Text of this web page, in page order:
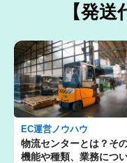
【発
EC運営ノウハウ
物流センターとは？そ
機能や種類、業務につ